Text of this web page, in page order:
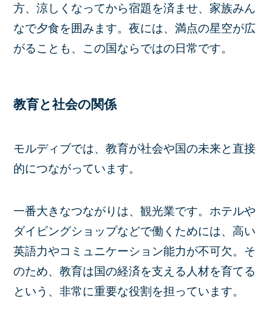
方、涼しくなってから宿題を済ませ、家族みん
なで夕食を囲みます。夜には、満点の星空が広
がることも、この国ならではの日常です。
教育と社会の関係
モルディブでは、教育が社会や国の未来と直接
的につながっています。
一番大きなつながりは、観光業です。ホテルや
ダイビングショップなどで働くためには、高い
英語力やコミュニケーション能力が不可欠。そ
のため、教育は国の経済を支える人材を育てる
という、非常に重要な役割を担っています。